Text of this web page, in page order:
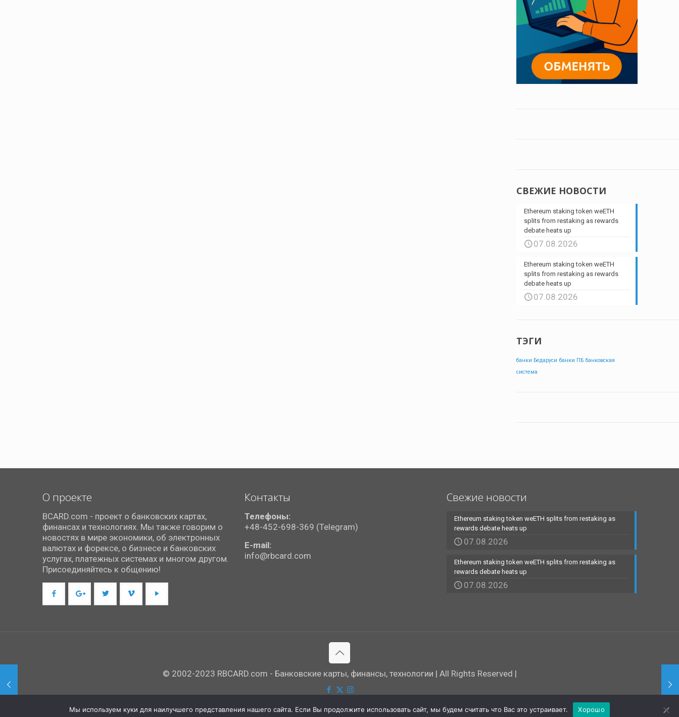
СВЕЖИЕ НОВОСТИ
Ethereum staking token weETH
splits from restaking as rewards
debate heats up
07.08.2026
Ethereum staking token weETH
splits from restaking as rewards
debate heats up
07.08.2026
ТЭГИ
банки Бедаруси банки ПБ банковская
система
О проекте
BCARD.com - проект о банковских картах,
финансах и технологиях. Мы также говорим о
новостях в мире экономики, об электронных
валютах и форексе, о бизнесе и банковских
услугах, платежных системах и многом другом.
Присоединяйтесь к общению!
Контакты
Телефоны:
+48-452-698-369 (Telegram)
E-mail:
info@rbcard.com
Свежие новости
Ethereum staking token weETH splits from restaking as
rewards debate heats up
07.08.2026
Ethereum staking token weETH splits from restaking as
rewards debate heats up
07.08.2026
© 2002-2023 RBCARD.com - Банковские карты, финансы, технологии | All Rights Reserved |
Мы используем куки для наилучшего представления нашего сайта. Если Вы продолжите использовать сайт, мы будем считать что Вас это устраивает. Хорошо